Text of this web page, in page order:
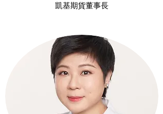
凱基期貨董事長